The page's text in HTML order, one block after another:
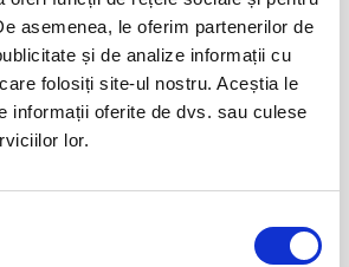
asemenea, le oferim partenerilor de
și de analize informații cu
folosiți site-ul nostru. Aceștia le
informații oferite de dvs. sau culese
lor.
au idei trăsnite